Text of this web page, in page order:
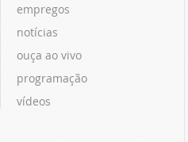
empregos
notícias
ouça ao vivo
programação
vídeos